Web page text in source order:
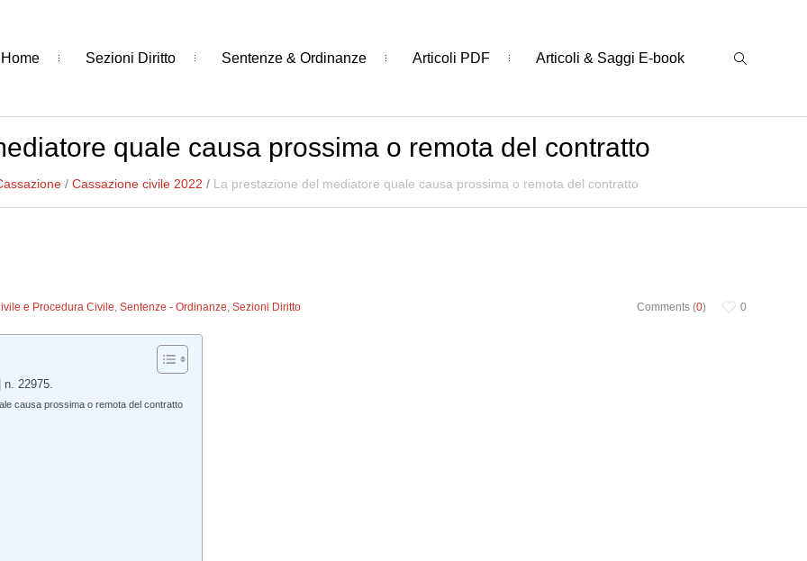
Home Sezioni Diritto Sentenze & Ordinanze Articoli PDF Articoli & Saggi E-book
quale causa prossima o remota del contratto
/ Cassazione civile 2022 / La prestazione del mediatore quale causa prossima o remota del contratto
Comments (0) 0
e Procedura Civile,Sentenze - Ordinanze,Sezioni Diritto
n. 22975.
causa prossima o remota del contratto